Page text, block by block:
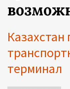
терминал